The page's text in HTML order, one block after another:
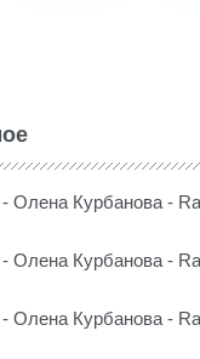
Олена Курбанова -
Олена Курбанова -
Олена Курбанова -